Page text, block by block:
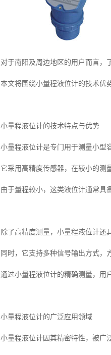
对于南阳及周边地区的用户而言，
本文将围绕小量程液位计的技术优
小量程液位计的技术特点与优势
小量程液位计是专门用于测量小型
它采用高精度传感器，在较小的测
由于量程较小，这类液位计通常具
除了高精度测量，小量程液位计还
同时，它支持多种信号输出方式，
通过小量程液位计的精确测量，用
小量程液位计的广泛应用领域
小量程液位计因其精密特性，被广